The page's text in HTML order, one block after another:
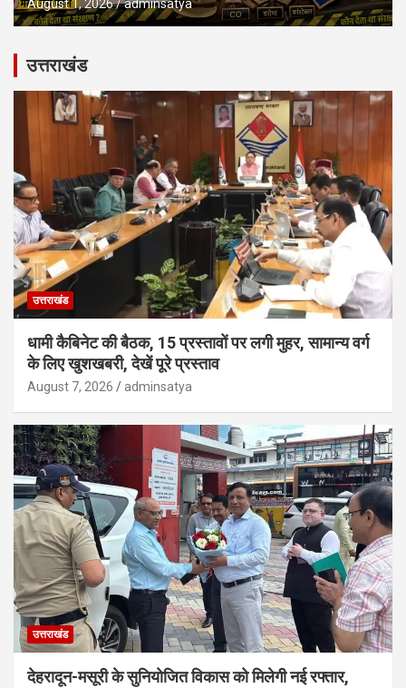
August 1, 2026 adminsatya
उत्तराखंड
उत्तराखंड
धामी कैबिनेट की बैठक, 15 प्रस्तावों पर लगी मुहर, सामान्य वर्ग
के लिए खुशखबरी, देखें पूरे प्रस्ताव
August 7, 2026 adminsatya
उत्तराखंड
देहरादून-मसूरी के सुनियोजित विकास को मिलेगी नई रफ्तार,